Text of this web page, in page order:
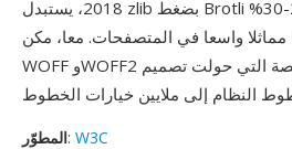
2018، يستبدل zlib بضغط Brotli لتقليص إضافي بنسبة 20-30%
واسعا في المتصفحات. معا، مكن
WOFF وWOFF2 ثورة طباعة الويب المخصصة التي حولت تصميم
المطوّر: W3C